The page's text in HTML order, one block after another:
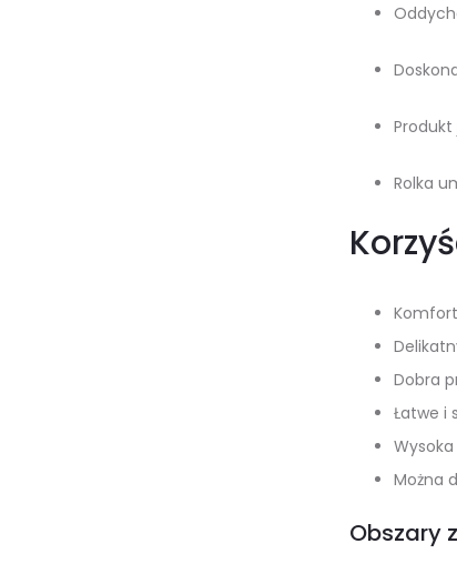
Rolka
Dobra
Łatwe i
Można
Obszary